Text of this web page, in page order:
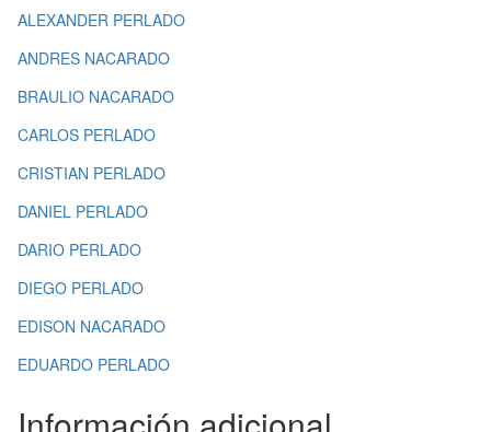
ALEXANDER PERLADO
ANDRES NACARADO
BRAULIO NACARADO
CARLOS PERLADO
CRISTIAN PERLADO
DANIEL PERLADO
DARIO PERLADO
DIEGO PERLADO
EDISON NACARADO
EDUARDO PERLADO